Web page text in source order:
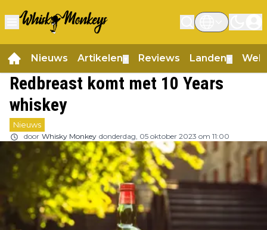
Nieuws Artikelen Reviews Landen
Redbreast komt met 10 Years
whiskey
Nieuws
door Whisky Monkey donderdag, 05 oktober 2023 om 11:00